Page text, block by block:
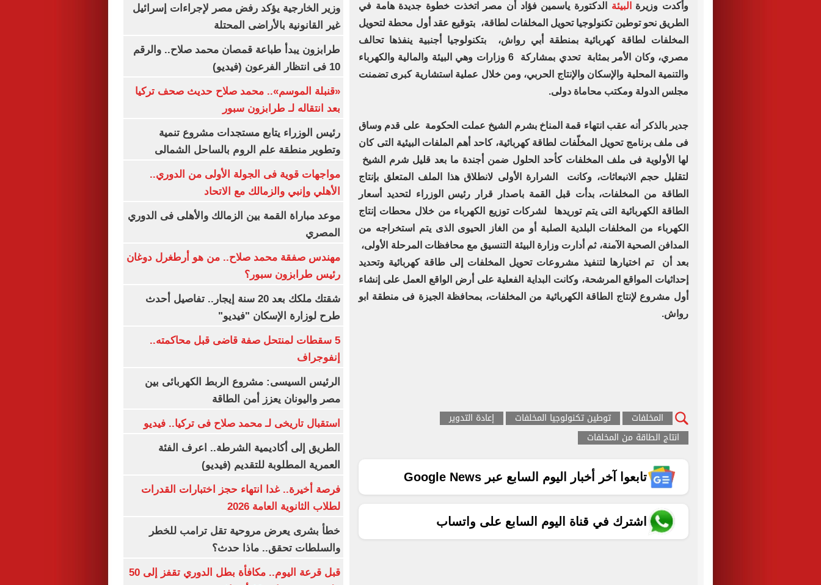
وأكدت وزيرة البيئة
الدكتورة ياسمين فؤاد أن مصر اتخذت خطوة جديدة هامة في
الطريق نحو توطين تكنولوجيا تحويل المخلفات لطاقة، بتوقيع عقد أول محطة لتحويل
المخلفات لطاقة كهربائية بمنطقة أبي رواش، بتكنولوجيا أجنبية ينفذها تحالف
مصري، وكان الأمر بمثابة تحدي بمشاركة 6 وزارات وهي البيئة والمالية والكهرباء
والتنمية المحلية والإسكان والإنتاج الحربي، ومن خلال عملية استشارية كبرى تضمنت
مجلس الدولة ومكتب محاماة دولى.
جدير بالذكر أنه عقب انتهاء قمة المناخ بشرم الشيخ عملت الحكومة على قدم وساق
فى ملف برنامج تحويل المخلّفات لطاقة كهربائية، كاحد أهم الملفات البيئية التى كان
لها الأولوية فى ملف المخلفات كأحد الحلول ضمن أجندة ما بعد قليل شرم الشيخ
لتقليل حجم الانبعاثات، وكانت الشرارة الأولى لانطلاق هذا الملف المتعلق بإنتاج
الطاقة من المخلفات، بدأت قبل القمة باصدار قرار رئيس الوزراء لتحديد أسعار
الطاقة الكهربائية التى يتم توريدها لشركات توزيع الكهرباء من خلال محطات إنتاج
الكهرباء من المخلفات البلدية الصلبة أو من الغاز الحيوى الذى يتم استخراجه من
المدافن الصحية الآمنة، ثم أدارت وزارة البيئة التنسيق مع محافظات المرحلة الأولى،
بعد أن تم اختيارها لتنفيذ مشروعات تحويل المخلفات إلى طاقة كهربائية وتحديد
إحداثيات المواقع المرشحة، وكانت البداية الفعلية على أرض الواقع العمل على إنشاء
أول مشروع لإنتاج الطاقة الكهربائية من المخلفات، بمحافظة الجيزة فى منطقة ابو
رواش.
المخلفات توطين تكنولوجيا المخلفات
إعادة التدوير
انتاج الطاقة من المخلفات
تابعوا آخر أخبار اليوم السابع عبر Google News
اشترك في قناة اليوم السابع على واتساب
وزير الخارجية يؤكد رفض مصر لإجراءات إسرائيل
غير القانونية بالأراضى المحتلة
طرابزون يبدأ طباعة قمصان محمد صلاح.. والرقم
10 فى انتظار الفرعون (فيديو)
«قنبلة الموسم».. محمد صلاح حديث صحف تركيا
بعد انتقاله لـ طرابزون سبور
رئيس الوزراء يتابع مستجدات مشروع تنمية
وتطوير منطقة علم الروم بالساحل الشمالى
مواجهات قوية فى الجولة الأولى من الدوري..
الأهلي وإنبي والزمالك مع الاتحاد
موعد مباراة القمة بين الزمالك والأهلى فى الدوري
المصري
مهندس صفقة محمد صلاح.. من هو أرطغرل دوغان
رئيس طرابزون سبور؟
شقتك ملكك بعد 20 سنة إيجار.. تفاصيل أحدث
طرح لوزارة الإسكان "فيديو"
5 سقطات لمنتحل صفة قاضى قبل محاكمته..
إنفوجراف
الرئيس السيسى: مشروع الربط الكهربائى بين
مصر واليونان يعزز أمن الطاقة
استقبال تاريخى لـ محمد صلاح فى تركيا.. فيديو
الطريق إلى أكاديمية الشرطة.. اعرف الفئة
العمرية المطلوبة للتقديم (فيديو)
فرصة أخيرة.. غدا انتهاء حجز اختبارات القدرات
لطلاب الثانوية العامة 2026
خطأ بشرى يعرض مروحية تقل ترامب للخطر
والسلطات تحقق.. ماذا حدث؟
قبل قرعة اليوم.. مكافأة بطل الدوري تقفز إلى 50